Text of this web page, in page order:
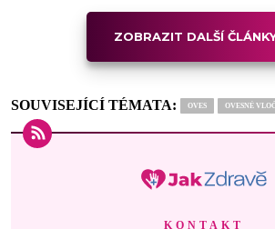
ZOBRAZIT DALŠÍ
SOUVISEJÍCÍ TÉMATA: OVES OVESNÉ
KONTAKT